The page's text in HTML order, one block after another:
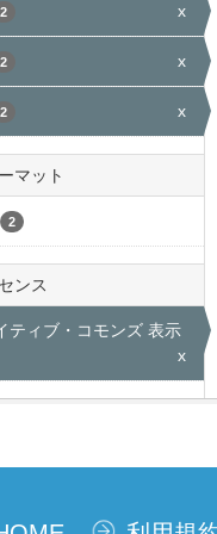
2 x
2 x
2 x
マット
2
ンス
ティブ・コモンズ 表示
x